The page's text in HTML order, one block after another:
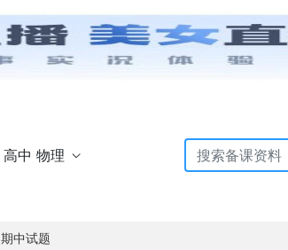
高中 物理 
期中试题